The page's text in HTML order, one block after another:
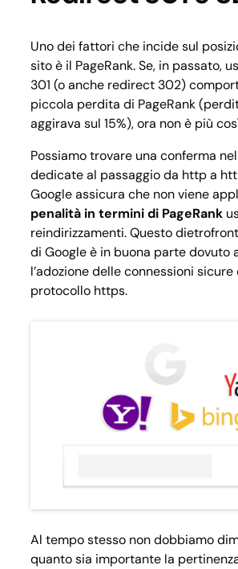
Uno dei fattori che incide sul
sito è il PageRank. Se, in passato,
301 (o anche redirect 302)
piccola perdita di PageRank
aggirava sul 15%), ora non è più
Possiamo trovare una conferma
dedicate al passaggio da http a
Google assicura che non viene
penalità in termini di PageRank
reindirizzamenti. Questo
di Google è in buona parte dovuto
l’adozione delle connessioni sicure
protocollo https.
Al tempo stesso non dobbiamo
quanto sia importante la